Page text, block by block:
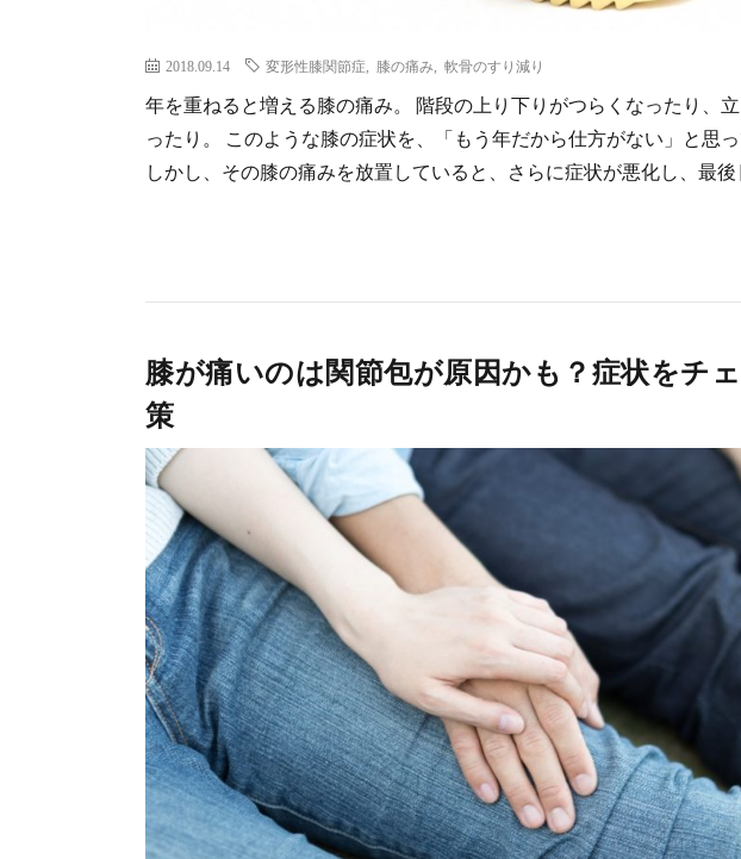
2018.09.14 変形性膝関節症 膝の痛み 軟骨のすり減り
年を重ねると増える膝の痛み。 階段の上り下りがつらくなったり、
ったり。 このような膝の症状を、「もう年だから仕方がない」と思
しかし、その膝の痛みを放置していると、さらに症状が悪化し、最
膝が痛いのは関節包が原因かも？症状をチ
策